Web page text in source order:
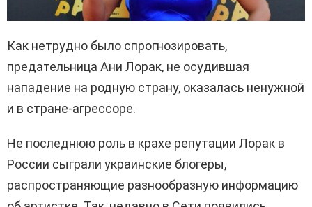
Как нетрудно было спрогнозировать,
предательница Ани Лорак, не осудившая
нападение на родную страну, оказалась ненужной
и в стране-агрессоре.
Не последнюю роль в крахе репутации Лорак в
России сыграли украинские блогеры,
распространяющие разнообразную информацию